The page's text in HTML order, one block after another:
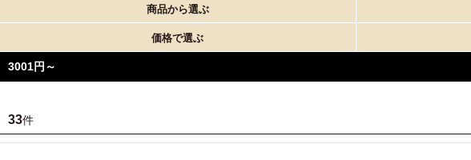
商品から選ぶ
価格で選ぶ
3001円～
33件